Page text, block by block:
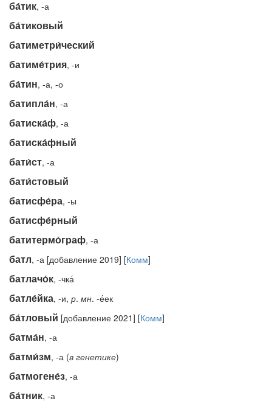
ба́тик, -а
ба́тиковый
батиметри́ческий
батиме́трия, -и
ба́тин, -а, -о
батипла́н, -а
батиска́ф, -а
батиска́фный
бати́ст, -а
бати́стовый
батисфе́ра, -ы
батисфе́рный
батитермо́граф, -а
батл, -а [добавление 2019] [Комм]
батлачо́к, -чка́
батле́йка, -и, р. мн. -е́ек
ба́тловый [добавление 2021] [Комм]
батма́н, -а
батми́зм, -а (в генетике)
батмогене́з, -а
ба́тник, -а